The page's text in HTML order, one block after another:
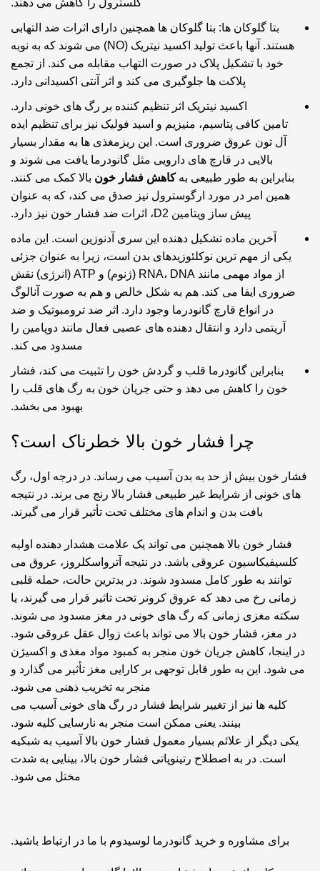
بتا گلوکان ها: بتا گلوکان ها همچنین دارای اثرات ضد التهابی
هستند. آنها باعث تولید اکسید نیتریک (NO) می شوند که به نوبه
خود با تشکیل پلاک در صورت التهاب مقابله می کند. از تجمع
پلاکت ها جلوگیری می کند و اثر آنتی اکسیدانی دارد.
اکسید نیتریک اثر تنظیم کننده بر رگ های خونی دارد.
تامین کافی پتاسیم، منیزیم و اسید فولیک نیز برای تنظیم ایده
آل تون عروق ضروری است. این ریزمغذی ها به مقدار بسیار
بالایی در قارچ های دارویی مثل گانودرما یافت می شوند و
بنابراین به طور طبیعی بهکاهش فشار خون بالا کمک می کنند.
همین امر در مورد ارگوسترول نیز صدق می کند، که به عنوان
پیش ساز ویتامین D2، اثرات ضد فشار خون نیز دارد.
آخرین ماده تشکیل دهنده این سری آدنوزین است. این ماده
یکی از مهم ترین نوکلئوزیدهای بدن است، زیرا به عنوان جزئی
از مواد مهمی مانند RNA، DNA (ژنوم) و ATP (انرژی) نقش
ضروری ایفا می کند. هم به شکل خالص و هم به صورت آنالوگ
در انواع قارچ گانودرما وجود دارد. اثر ضد ترومبوتیک و ضد
آریتمی دارد و انتقال دهنده های عصبی فعال مانند دوپامین را
مسدود می کند.
بنابراین گانودرما قلب و گردش خون را تثبیت می کند، فشار
خون را کاهش می دهد و حتی جریان خون به رگ های قلب را
بهبود می بخشد.
چرا فشار خون بالا خطرناک است؟
فشار خون بیش از حد به بدن آسیب می رساند. در درجه اول، رگ
های خونی از شرایط غیر طبیعی فشار بالا رنج می برند. در نتیجه
بافت بدن و اندام های مختلف تحت تأثیر قرار می گیرند.
فشار خون بالا همچنین می تواند یک علامت هشدار دهنده اولیه
کلسیفیکاسیون عروقی باشد. در نتیجه آترواسکلروز، عروق می
توانند به طور کامل مسدود شوند. در بدترین حالت، حمله قلبی
زمانی رخ می دهد که عروق کرونر تحت تاثیر قرار می گیرند، یا
سکته مغزی زمانی که رگ های خونی در مغز مسدود می شوند.
در مغز، فشار خون بالا می تواند باعث زوال عقل عروقی شود.
در اینجا، کاهش جریان خون منجر به کمبود مواد مغذی و اکسیژن
می شود. این به طور قابل توجهی بر کارایی مغز تأثیر می گذارد و
منجر به تخریب ذهنی می شود.
کلیه ها نیز از تغییر شرایط فشار در رگ های خونی آسیب می
بینند. یعنی ممکن است منجر به نارسایی کلیه شود.
یکی دیگر از علائم بسیار معمول فشار خون بالا آسیب به شبکیه
است. در به اصطلاح رتینوپاتی فشار خون بالا، بینایی به شدت
مختل می شود.
برای مشاوره و خرید گانودرما لوسیدوم با ما در ارتباط باشید.